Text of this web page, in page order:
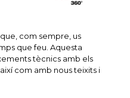
com sempre, us
que feu. Aquesta
tècnics amb els
com amb nous teixits i